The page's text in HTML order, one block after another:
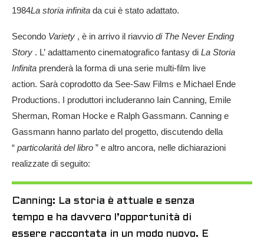
1984La storia infinita da cui è stato adattato.
Secondo Variety , è in arrivo il riavvio di The Never Ending
Story . L’ adattamento cinematografico fantasy di La Storia
Infinita prenderà la forma di una serie multi-film live
action. Sarà coprodotto da See-Saw Films e Michael Ende
Productions. I produttori includeranno Iain Canning, Emile
Sherman, Roman Hocke e Ralph Gassmann. Canning e
Gassmann hanno parlato del progetto, discutendo della
“ particolarità del libro ” e altro ancora, nelle dichiarazioni
realizzate di seguito:
Canning: La storia è attuale e senza
tempo e ha davvero l’opportunità di
essere raccontata in un modo nuovo. E